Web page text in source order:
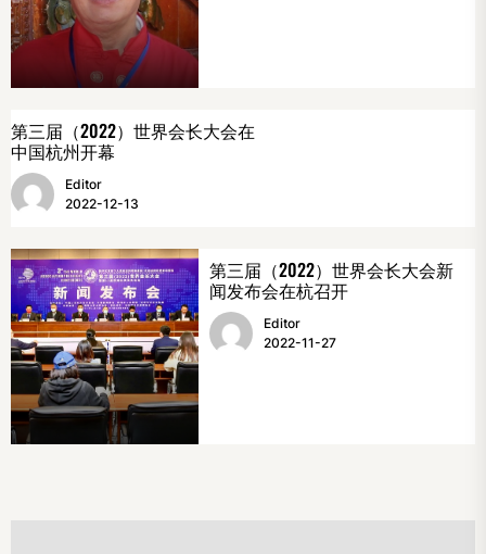
第三届（2022）世界会长大会在
中国杭州开幕
Editor
2022-12-13
第三届（2022）世界会长大会新
闻发布会在杭召开
Editor
2022-11-27